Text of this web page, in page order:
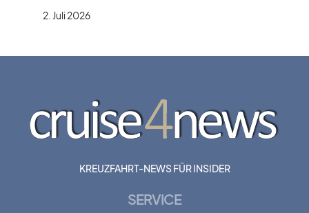
2. Juli 2026
KREUZFAHRT-NEWS FÜR INSIDER
SERVICE